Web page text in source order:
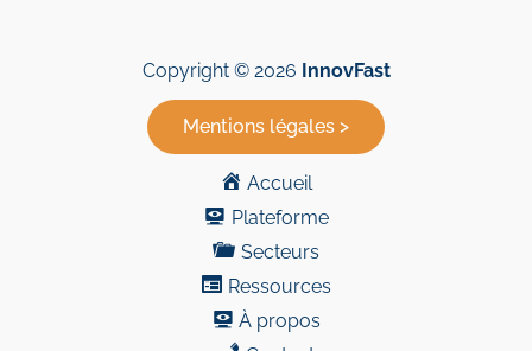
Copyright © 2026 InnovFast
Mentions légales >
Accueil
Plateforme
Secteurs
Ressources
À propos